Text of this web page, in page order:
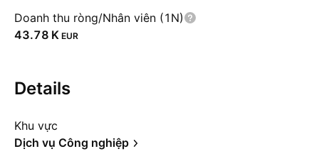
Doanh thu ròng/Nhân viên (1N)
‪43.78 K‬ EUR
Details
Khu vực
Dịch vụ Công nghiệp